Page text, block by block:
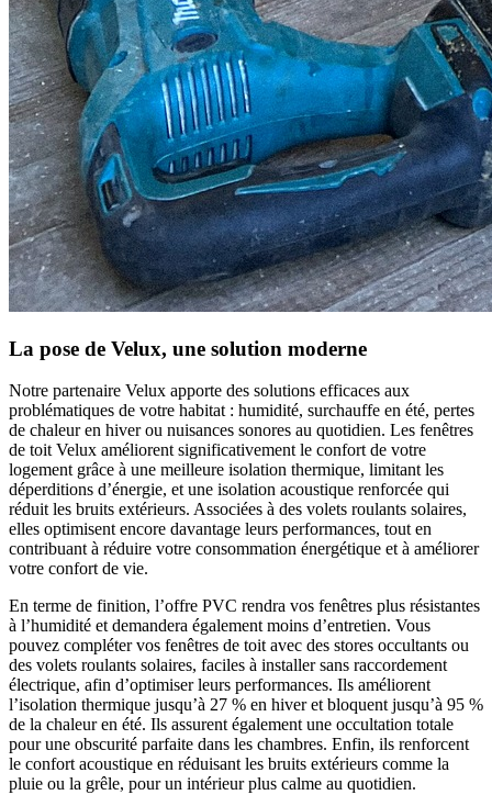
La pose de Velux, une solution moderne
Notre partenaire Velux apporte des solutions efficaces aux
problématiques de votre habitat : humidité, surchauffe en été, pertes
de chaleur en hiver ou nuisances sonores au quotidien. Les fenêtres
de toit Velux améliorent significativement le confort de votre
logement grâce à une meilleure isolation thermique, limitant les
déperditions d’énergie, et une isolation acoustique renforcée qui
réduit les bruits extérieurs. Associées à des volets roulants solaires,
elles optimisent encore davantage leurs performances, tout en
contribuant à réduire votre consommation énergétique et à améliorer
votre confort de vie.
En terme de finition, l’offre PVC rendra vos fenêtres plus résistantes
à l’humidité et demandera également moins d’entretien. Vous
pouvez compléter vos fenêtres de toit avec des stores occultants ou
des volets roulants solaires, faciles à installer sans raccordement
électrique, afin d’optimiser leurs performances. Ils améliorent
l’isolation thermique jusqu’à 27 % en hiver et bloquent jusqu’à 95 %
de la chaleur en été. Ils assurent également une occultation totale
pour une obscurité parfaite dans les chambres. Enfin, ils renforcent
le confort acoustique en réduisant les bruits extérieurs comme la
pluie ou la grêle, pour un intérieur plus calme au quotidien.